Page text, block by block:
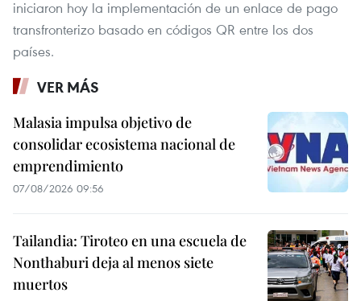
iniciaron hoy la implementación de un enlace de pago
transfronterizo basado en códigos QR entre los dos
países.
VER MÁS
Malasia impulsa objetivo de
consolidar ecosistema nacional de
emprendimiento
07/08/2026 09:56
Tailandia: Tiroteo en una escuela de
Nonthaburi deja al menos siete
muertos